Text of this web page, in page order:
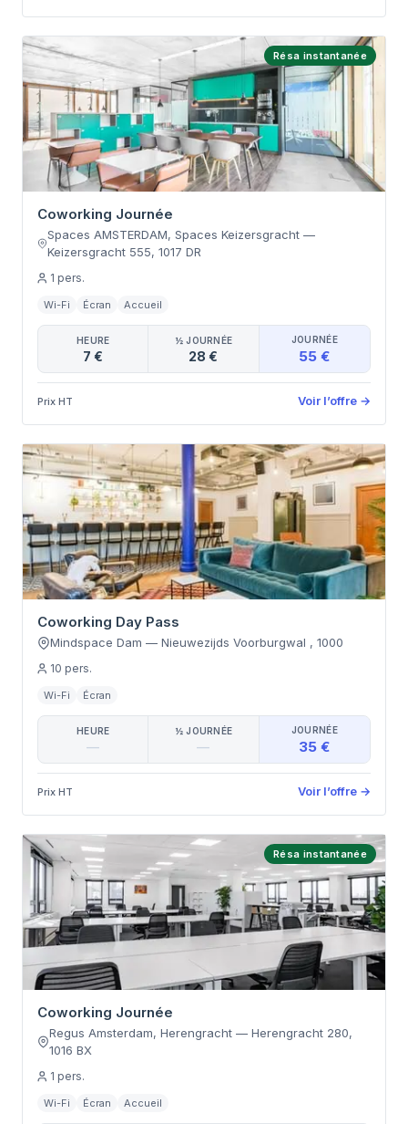
Résa instantanée
Coworking Journée
Spaces AMSTERDAM, Spaces Keizersgracht —
Keizersgracht 555, 1017 DR
1 pers.
Wi-Fi Écran Accueil
HEURE
7 €
½ JOURNÉE
28 €
JOURNÉE
55 €
Prix HT Voir l’offre →
Coworking Day Pass
Mindspace Dam — Nieuwezijds Voorburgwal , 1000
10 pers.
Wi-Fi Écran
HEURE
—
½ JOURNÉE
—
JOURNÉE
35 €
Prix HT Voir l’offre →
Résa instantanée
Coworking Journée
Regus Amsterdam, Herengracht — Herengracht 280,
1016 BX
1 pers.
Wi-Fi Écran Accueil